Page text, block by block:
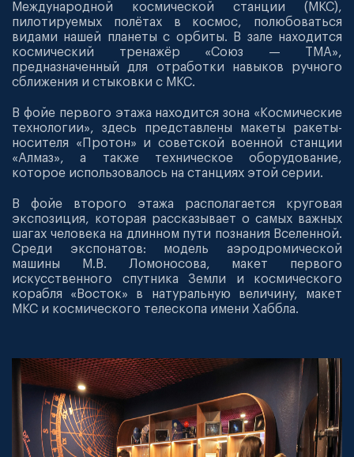
Международной космической станции (МКС),
пилотируемых полётах в космос, полюбоваться
видами нашей планеты с орбиты. В зале находится
космический тренажёр «Союз — ТМА»,
предназначенный для отработки навыков ручного
сближения и стыковки с МКС.
В фойе первого этажа находится зона «Космические
технологии», здесь представлены макеты ракеты-
носителя «Протон» и советской военной станции
«Алмаз», а также техническое оборудование,
которое использовалось на станциях этой серии.
В фойе второго этажа располагается круговая
экспозиция, которая рассказывает о самых важных
шагах человека на длинном пути познания Вселенной.
Среди экспонатов: модель аэродромической
машины М.В. Ломоносова, макет первого
искусственного спутника Земли и космического
корабля «Восток» в натуральную величину, макет
МКС и космического телескопа имени Хаббла.